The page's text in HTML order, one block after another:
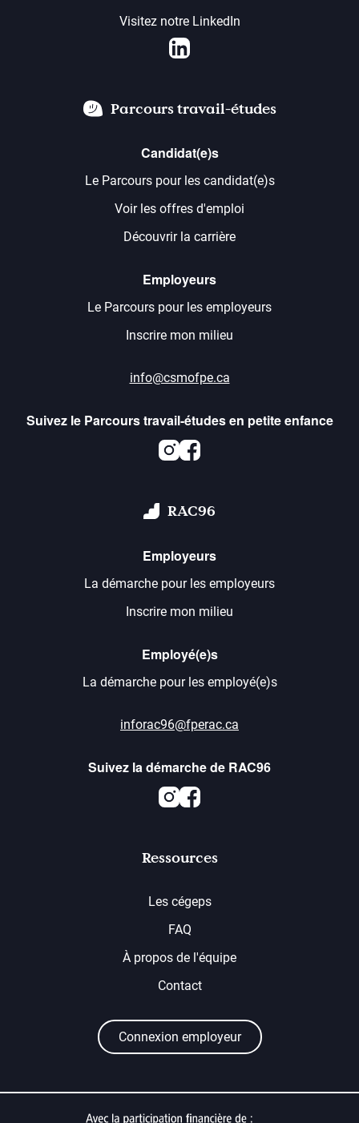
Visitez notre LinkedIn
LinkedIn
Parcours travail-études
Candidat(e)s
Le Parcours pour les candidat(e)s
Voir les offres d'emploi
Découvrir la carrière
Employeurs
Le Parcours pour les employeurs
Inscrire mon milieu
info@csmofpe.ca
Suivez le Parcours travail-études en petite enfance
Instagram
Facebook
RAC96
Employeurs
La démarche pour les employeurs
Inscrire mon milieu
Employé(e)s
La démarche pour les employé(e)s
inforac96@fperac.ca
Suivez la démarche de RAC96
Instagram
Facebook
Ressources
Les cégeps
FAQ
À propos de l'équipe
Contact
Connexion employeur